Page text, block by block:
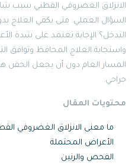
الانزلاق الغضروفي القطني سبب
السؤال العملي: متى يكفي العلاج
التدخل؟ الإجابة تعتمد على شدة
واستجابة العلاج المحافظ وتوافق
المسار العام دون أن يجعل الحقن
جراحي.
محتويات المقال
ما معنى الانزلاق الغضروفي
الأعراض المحتملة
الفحص والرنين